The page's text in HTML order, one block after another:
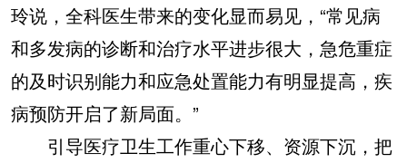
玲说，全科医生带来的变化显而易见，“常见病
和多发病的诊断和治疗水平进步很大，急危重症
的及时识别能力和应急处置能力有明显提高，疾
病预防开启了新局面。”
引导医疗卫生工作重心下移、资源下沉，把